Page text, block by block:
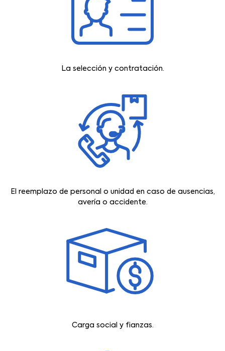
La selección y contratación.
El reemplazo de personal o unidad en caso de ausencias,
avería o accidente.
Carga social y fianzas.